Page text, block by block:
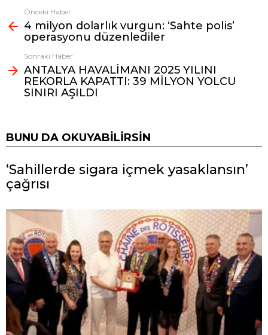
Fazlasına
bak
Önceki Haber
4 milyon dolarlık vurgun: ‘Sahte polis’
operasyonu düzenlediler
Sonraki Haber
ANTALYA HAVALİMANI 2025 YILINI
REKORLA KAPATTI: 39 MİLYON YOLCU
SINIRI AŞILDI
BUNU DA OKUYABILIRSIN
‘Sahillerde sigara içmek yasaklansın’
çağrısı